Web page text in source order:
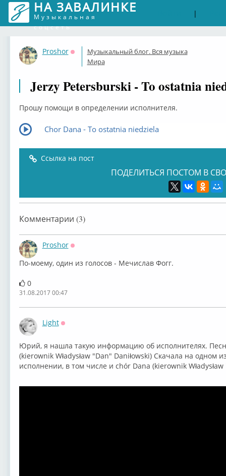
НА ЗАВАЛИНКЕ
Музыкальная
соцсеть
|
Proshor
Оффлайн
Музыкальный блог. Вся музыка
Мира
Jerzy Petersburski - To ostatnia
Прошу помощи в определении исполнителя.
Chor Dana - To ostatnia niedziela
Ссылка на пост
ПОДЕЛИТЬСЯ ПОСТОМ В
Комментарии (3)
Proshor
По-моему, один из голосов - Мечислав Фогг.
0
31.08.2017 00:47
Light
Юрий, я нашла такую информацию об исполнителях.
(kierownik Władysław "Dan" Daniłowski) Скачала на одном
исполнении, в том числе и ⁣chór Dana (kierownik